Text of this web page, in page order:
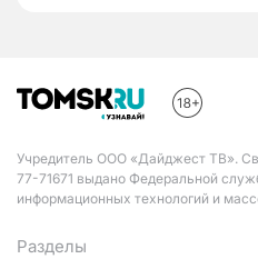
Учредитель ООО «Дайджест ТВ».
77-71671 выдано Федеральной
информационных технологий и
Разделы